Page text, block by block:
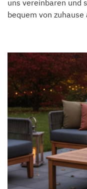
uns vereinbaren und
bequem von